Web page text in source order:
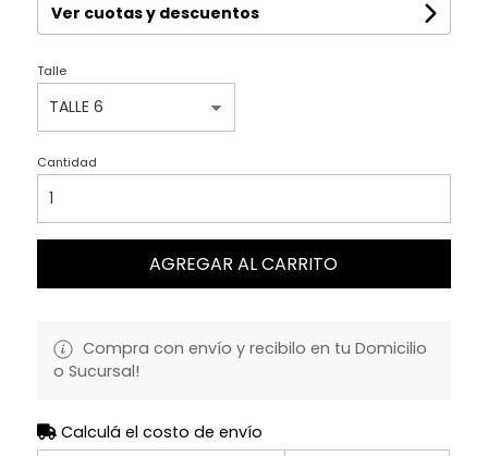
Ver cuotas y descuentos
Talle
Cantidad
AGREGAR AL CARRITO
Compra con envío y recibilo en tu Domicilio
o Sucursal!
Calculá el costo de envío